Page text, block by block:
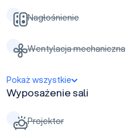
Nagłośnienie
Wentylacja mechaniczna
Pokaż wszystkie
Wyposażenie sali
Projektor